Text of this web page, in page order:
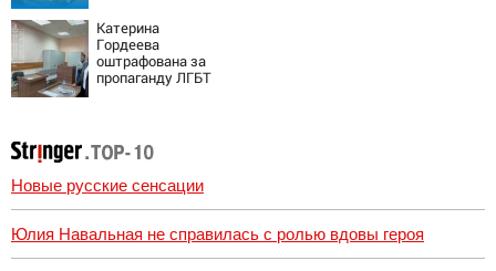
разгорелся
грандиозный
скандал — а
картина уже
собрала почти
Катерина
Гордеева
оштрафована за
пропаганду ЛГБТ
Новые русские сенсации
Юлия Навальная не справилась с ролью вдовы героя